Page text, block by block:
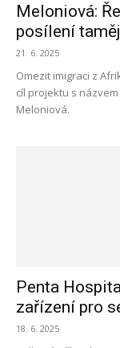
Meloniová:
posílení
21. 6. 2025
Omezit imigraci z
cíl projektu s
Meloniová.
Penta
zařízení pro
18. 6. 2025